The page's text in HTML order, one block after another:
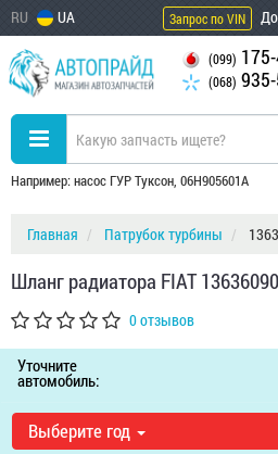
RU UA Запрос по VIN
(099)
(068)
Например: насос ГУР Туксон, 06H905601A
Главная Патрубок турбины
Шланг радиатора FIAT
0 отзывов
Уточните
автомобиль:
Выберите год